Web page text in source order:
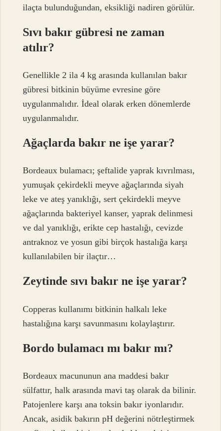
ilaçta bulunduğundan, eksikliği nadiren görülür.
Sıvı bakır gübresi ne zaman
atılır?
Genellikle 2 ila 4 kg arasında kullanılan bakır
gübresi bitkinin büyüme evresine göre
uygulanmalıdır. İdeal olarak erken dönemlerde
uygulanmalıdır.
Ağaçlarda bakır ne işe yarar?
Bordeaux bulamacı; şeftalide yaprak kıvrılması,
yumuşak çekirdekli meyve ağaçlarında siyah
leke ve ateş yanıklığı, sert çekirdekli meyve
ağaçlarında bakteriyel kanser, yaprak delinmesi
ve dal yanıklığı, erikte cep hastalığı, cevizde
antraknoz ve yosun gibi birçok hastalığa karşı
kullanılabilen bir ilaçtır…
Zeytinde sıvı bakır ne işe yarar?
Copperas kullanımı bitkinin halkalı leke
hastalığına karşı savunmasını kolaylaştırır.
Bordo bulamacı mı bakır mı?
Bordeaux macununun ana maddesi bakır
sülfattır, halk arasında mavi taş olarak da bilinir.
Patojenlere karşı ana toksin bakır iyonlarıdır.
Ancak, asidik bakırın pH değerini nötrleştirmek